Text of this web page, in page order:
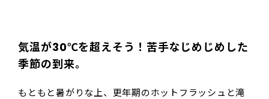
気温が30℃を超えそう！苦手なじめじめした
季節の到来。
もともと暑がりな上、更年期のホットフラッシュと滝